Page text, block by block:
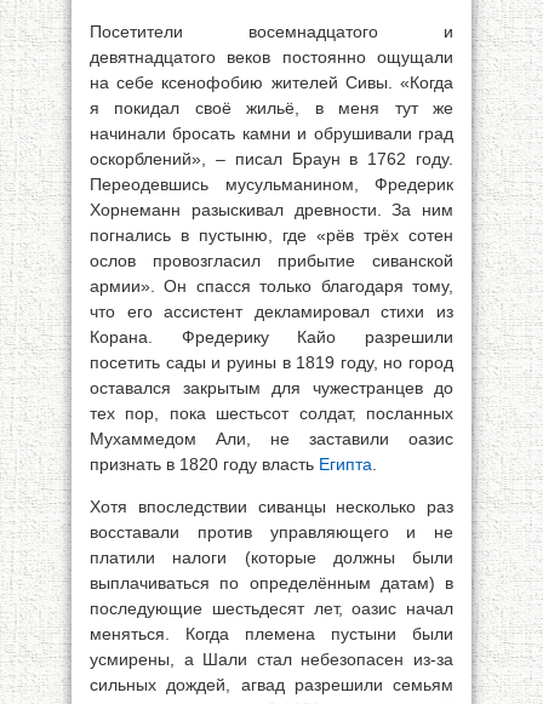
Посетители восемнадцатого и
девятнадцатого веков постоянно ощущали
на себе ксенофобию жителей Сивы. «Когда
я покидал своё жильё, в меня тут же
начинали бросать камни и обрушивали град
оскорблений», – писал Браун в 1762 году.
Переодевшись мусульманином, Фредерик
Хорнеманн разыскивал древности. За ним
погнались в пустыню, где «рёв трёх сотен
ослов провозгласил прибытие сиванской
армии». Он спасся только благодаря тому,
что его ассистент декламировал стихи из
Корана. Фредерику Кайо разрешили
посетить сады и руины в 1819 году, но город
оставался закрытым для чужестранцев до
тех пор, пока шестьсот солдат, посланных
Мухаммедом Али, не заставили оазис
признать в 1820 году власть Египта
Хотя впоследствии сиванцы несколько раз
восставали против управляющего и не
платили налоги (которые должны были
выплачиваться по определённым датам) в
последующие шестьдесят лет, оазис начал
меняться. Когда племена пустыни были
усмирены, а Шали стал небезопасен из-за
сильных дождей, агвад разрешили семьям